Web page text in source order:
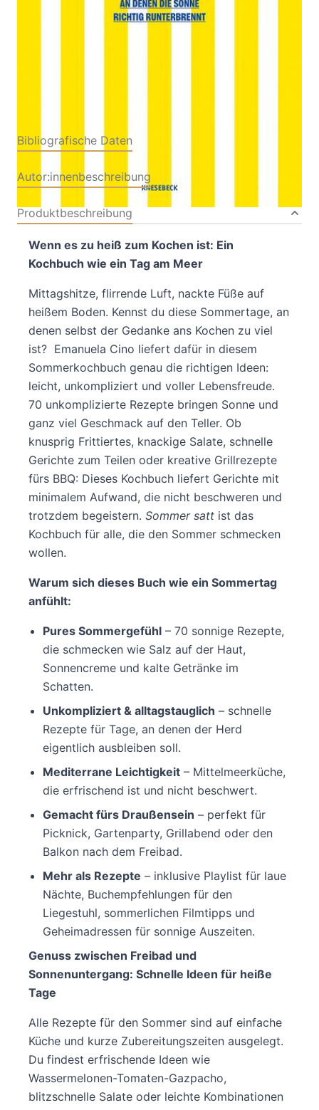
Verlag: Knesebeck|
Éditions de La Martinière
23.04.2026
Bibliografische Daten
Autor:innenbeschreibung
Produktbeschreibung
Wenn es zu heiß zum Kochen ist: Ein
Kochbuch wie ein Tag am Meer
Mittagshitze, flirrende Luft, nackte Füße auf
heißem Boden. Kennst du diese Sommertage, an
denen selbst der Gedanke ans Kochen zu viel
ist? Emanuela Cino liefert dafür in diesem
Sommerkochbuch genau die richtigen Ideen:
leicht, unkompliziert und voller Lebensfreude.
70 unkomplizierte Rezepte bringen Sonne und
ganz viel Geschmack auf den Teller. Ob
knusprig Frittiertes, knackige Salate, schnelle
Gerichte zum Teilen oder kreative Grillrezepte
fürs BBQ: Dieses Kochbuch liefert Gerichte mit
minimalem Aufwand, die nicht beschweren und
trotzdem begeistern. Sommer satt ist das
Kochbuch für alle, die den Sommer schmecken
wollen.
Warum sich dieses Buch wie ein Sommertag
anfühlt:
Pures Sommergefühl – 70 sonnige Rezepte,
die schmecken wie Salz auf der Haut,
Sonnencreme und kalte Getränke im
Schatten.
Unkompliziert & alltagstauglich – schnelle
Rezepte für Tage, an denen der Herd
eigentlich ausbleiben soll.
Mediterrane Leichtigkeit – Mittelmeerküche,
die erfrischend ist und nicht beschwert.
Gemacht fürs Draußensein – perfekt für
Picknick, Gartenparty, Grillabend oder den
Balkon nach dem Freibad.
Mehr als Rezepte – inklusive Playlist für laue
Nächte, Buchempfehlungen für den
Liegestuhl, sommerlichen Filmtipps und
Geheimadressen für sonnige Auszeiten.
Genuss zwischen Freibad und
Sonnenuntergang: Schnelle Ideen für heiße
Tage
Alle Rezepte für den Sommer sind auf einfache
Küche und kurze Zubereitungszeiten ausgelegt.
Du findest erfrischende Ideen wie
Wassermelonen-Tomaten-Gazpacho,
blitzschnelle Salate oder leichte Kombinationen